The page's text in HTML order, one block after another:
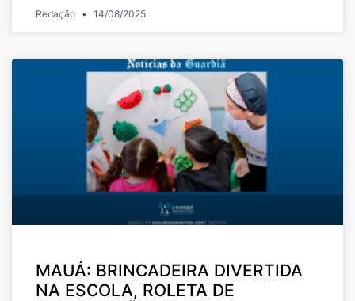
Redação 14/08/2025
MAUÁ: BRINCADEIRA DIVERTIDA
NA ESCOLA, ROLETA DE